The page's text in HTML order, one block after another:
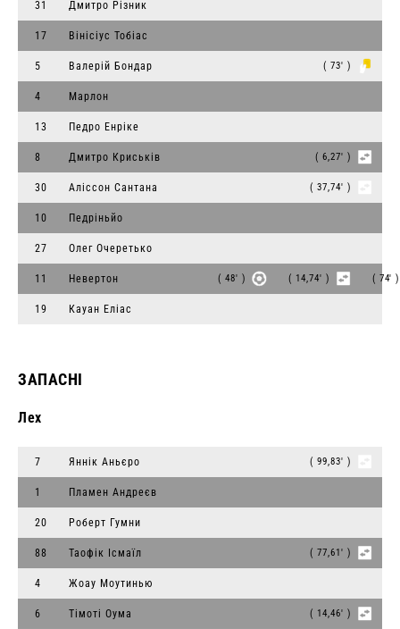
31 Дмитро Різник
17 Вінісіус Тобіас
5 Валерій Бондар ( 73' )
4 Марлон
13 Педро Енріке
8 Дмитро Криськів ( 6,27' )
30 Аліссон Сантана ( 37,74' )
10 Педріньйо
27 Олег Очеретько
11 Невертон ( 48' ) ( 14,74' ) ( 74'
19 Кауан Еліас
ЗАПАСНІ
Лех
7 Яннік Аньєро ( 99,83' )
1 Пламен Андреєв
20 Роберт Гумни
88 Таофік Ісмаїл ( 77,61' )
4 Жоау Моутинью
6 Тімоті Оума ( 14,46' )